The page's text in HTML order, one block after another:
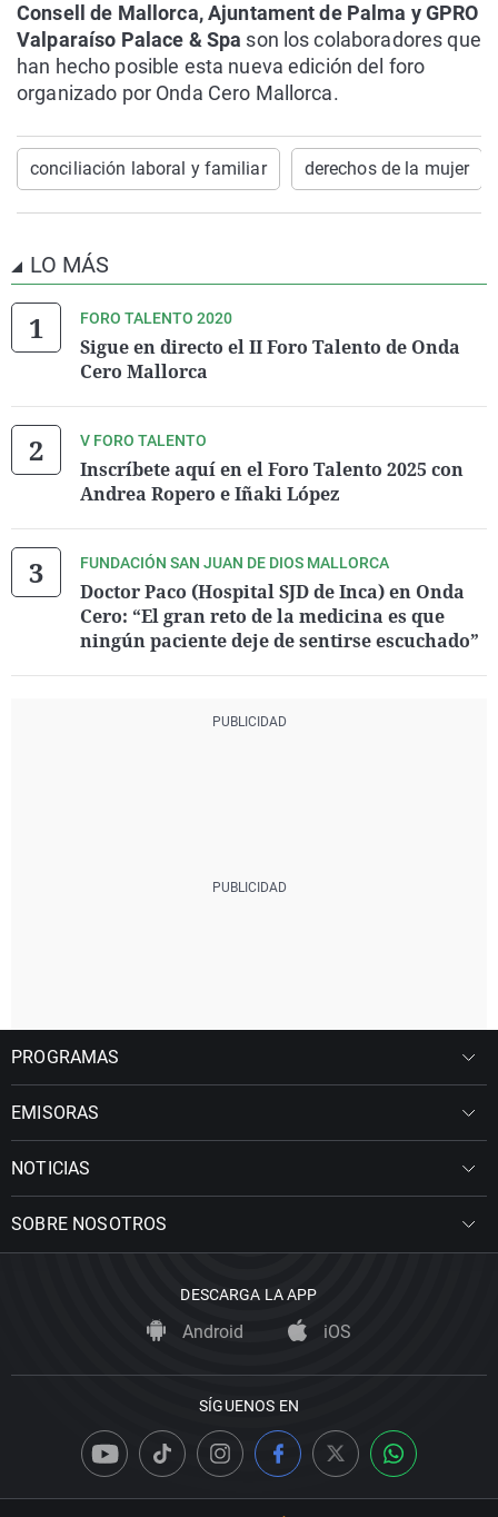
Consell de Mallorca, Ajuntament de Palma y GPRO
Valparaíso Palace & Spa son los colaboradores que
han hecho posible esta nueva edición del foro
organizado por Onda Cero Mallorca.
conciliación laboral y familiar derechos de la mujer
LO MÁS
FORO TALENTO 2020
Sigue en directo el II Foro Talento de Onda
Cero Mallorca
V FORO TALENTO
Inscríbete aquí en el Foro Talento 2025 con
Andrea Ropero e Iñaki López
FUNDACIÓN SAN JUAN DE DIOS MALLORCA
Doctor Paco (Hospital SJD de Inca) en Onda
Cero: “El gran reto de la medicina es que
ningún paciente deje de sentirse escuchado”
PROGRAMAS
EMISORAS
NOTICIAS
SOBRE NOSOTROS
DESCARGA LA APP
Android iOS
SÍGUENOS EN